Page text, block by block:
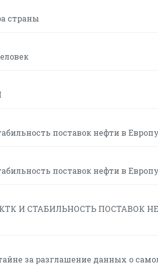
страны
поставок нефти в
поставок нефти в
И СТАБИЛЬНОСТЬ ПОСТАВОК
за разглашение данных о